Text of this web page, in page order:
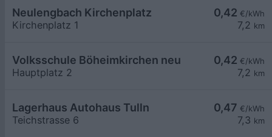
0,42 €/kWh
7,2 km
Neulengbach Kirchenplatz
Kirchenplatz 1
0,42 €/kWh
7,2 km
Volksschule Böheimkirchen neu
Hauptplatz 2
0,47 €/kWh
7,3 km
Lagerhaus Autohaus Tulln
Teichstrasse 6